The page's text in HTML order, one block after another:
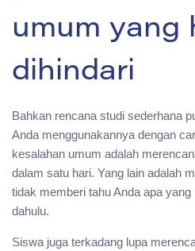
umum yang
dihindari
Bahkan rencana studi sederhana
Anda menggunakannya dengan
kesalahan umum adalah
dalam satu hari. Yang lain adalah
tidak memberi tahu Anda apa
dahulu.
Siswa juga terkadang lupa